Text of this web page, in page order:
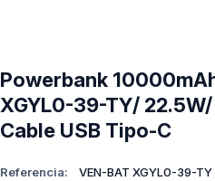
Powerbank
XGYL0-39-TY/
Cable USB Tipo-C
Referencia: VEN-BAT XGYL0-39-TY